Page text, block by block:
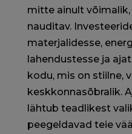
mitte ainult võimalik,
nauditav.
materjalidesse,
lahendustesse ja
kodu, mis on stiilne,
keskkonnasõbralik.
lähtub teadlikest
peegeldavad teie